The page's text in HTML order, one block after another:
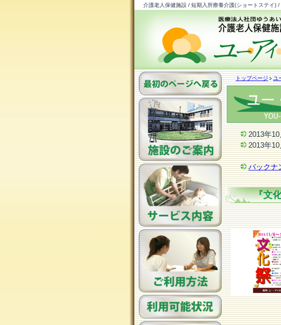
介護老人保健施設 / 短期入所療養介護(ショートステイ)
トップページ ユ
2013年
2013年
バックナ
『文